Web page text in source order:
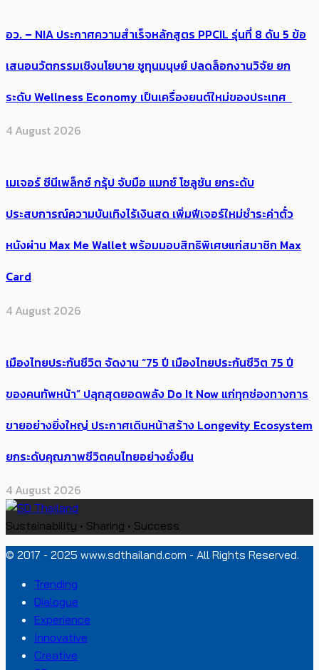
อว. – NIA ประกาศความสำเร็จหลักสูตร PPCIL รุ่นที่ 8 ดัน 5 ข้อ
เสนอนวัตกรรมเชิงนโยบาย ชูทุนมนุษย์ ปลดล็อกงานวิจัย ยก
ระดับ Wellness Economy เป็นเครื่องยนต์ใหม่ของประเทศ
4 August 2026
เมเจอร์ ซีนีเพล็กซ์ กรุ้ป จับมือ แมกซ์ โซลูชัน ยกระดับ
ประสบการณ์ความบันเทิงไร้เงินสด เพิ่มฟีเจอร์ใหม่ชำระค่าตั๋ว
หนังผ่าน Max Me Wallet พร้อมมอบสิทธิพิเศษแก่สมาชิก Max
Card
4 August 2026
เมืองไทยประกันชีวิต จัดงาน “75 ปี เมืองไทยประกันชีวิต 75 ปี
ของคนทัพหน้า” ปลุกสุดยอดพลัง Do It Now แก่ทุกช่องทางการ
ขายอย่างยิ่งใหญ่ ประกาศเดินหน้าสร้าง Longevity Ecosystem
ยกระดับคุณภาพชีวิตคนไทยอย่างยั่งยืน
4 August 2026
Sustainability • Sharing • Success
© 2017 - 2025 www.sdthailand.com - All Rights Reserved.
Trending
Dialogue
Experience
Innovative
Creative